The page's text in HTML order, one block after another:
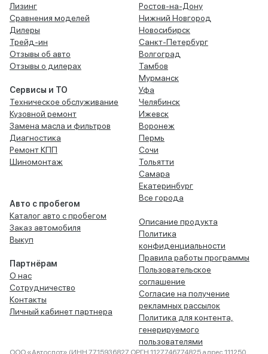
Лизинг
Сравнения моделей
Дилеры
Трейд-ин
Отзывы об авто
Отзывы о дилерах
Сервисы и ТО
Техническое обслуживание
Кузовной ремонт
Замена масла и фильтров
Диагностика
Ремонт КПП
Шиномонтаж
Авто с пробегом
Каталог авто с пробегом
Заказ автомобиля
Выкуп
Партнёрам
О нас
Сотрудничество
Контакты
Личный кабинет партнера
Ростов-на-Дону
Нижний Новгород
Новосибирск
Санкт-Петербург
Волгоград
Тамбов
Мурманск
Уфа
Челябинск
Ижевск
Воронеж
Пермь
Сочи
Тольятти
Самара
Екатеринбург
Все города
Описание продукта
Политика
конфиденциальности
Правила работы программы
Пользовательское
соглашение
Согласие на получение
рекламных рассылок
Политика для контента,
генерируемого
пользователями
ООО «Автоспот» (ИНН 7715936827 ОРГН 1127746774825 адрес 111250,